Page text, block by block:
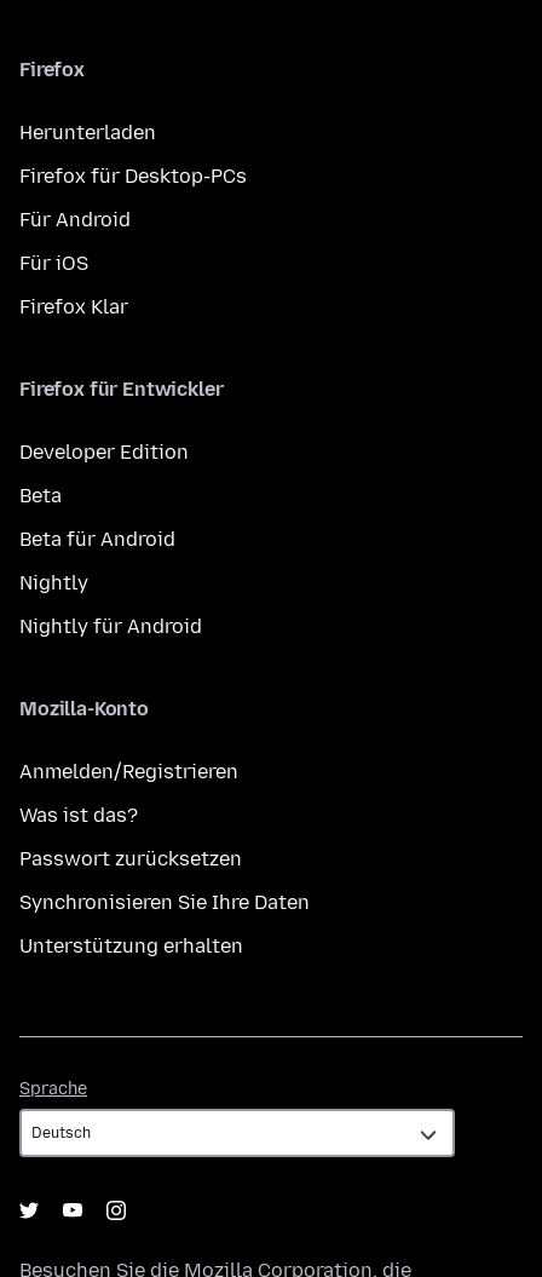
Firefox
Herunterladen
Firefox für Desktop-PCs
Für Android
Für iOS
Firefox Klar
Firefox für Entwickler
Developer Edition
Beta
Beta für Android
Nightly
Nightly für Android
Mozilla-Konto
Anmelden/Registrieren
Was ist das?
Passwort zurücksetzen
Synchronisieren Sie Ihre Daten
Unterstützung erhalten
Sprache
Besuchen Sie die Mozilla Corporation, die